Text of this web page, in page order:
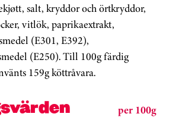
salt, kryddor och örtkryddor,
vitlök, paprikaextrakt,
(E301, E392),
(E250). Till 100g färdig
159g köttråvara.
per 100g